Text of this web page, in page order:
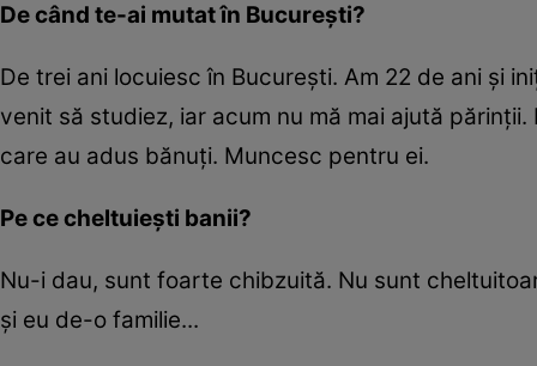
De când te-ai mutat în Bucureşti?
De trei ani locuiesc în Bucureşti. Am 22 de ani şi
venit să studiez, iar acum nu mă mai ajută
care au adus bănuţi. Muncesc pentru ei.
Pe ce cheltuiești banii?
Nu-i dau, sunt foarte chibzuită. Nu sunt
şi eu de-o familie...